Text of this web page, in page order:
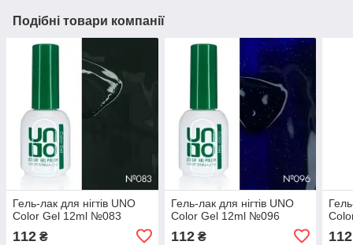
Подібні товари компанії
Гель-лак для нігтів UNO
Color Gel 12ml №083
112 ₴
Гель-лак для нігтів UNO
Color Gel 12ml №096
112₴ 112